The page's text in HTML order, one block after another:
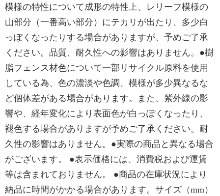
模様の特性について成形の特性上、レリーフ模様の
山部分（一番高い部分）にテカリが出たり、多少白
っぽくなったりする場合がありますが、予めご了承
ください。品質、耐久性への影響はありません。●樹
脂フェンス材色について一部リサイクル原料を使用
している為、色の濃淡や色調、模様が多少異なるな
ど個体差がある場合があります。また、紫外線の影
響や、経年変化により表面色が白っぽくなったり、
褪色する場合がありますが予めご了承ください。耐
久性の影響はありません。●実際の商品と異なる場合
がございます。 ●表示価格には、消費税および運賃
等は含まれておりません。 ●商品の在庫状況により
納品に時間がかかる場合があります。サイズ（mm）